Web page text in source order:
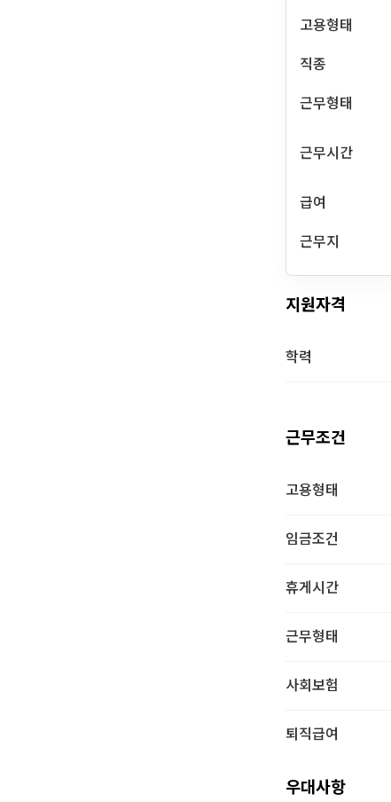
고용형태
직종
근무형태
근무시간
급여
근무지
지원자격
학력
근무조건
고용형태
임금조건
휴게시간
근무형태
사회보험
퇴직급여
우대사항